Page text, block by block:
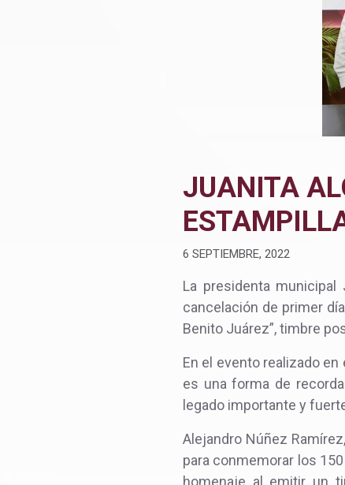
JUANITA
6 SEPTIEMBRE, 2022
La presidenta
cancelación de primer
Benito Juárez”, timbre
En el evento realizado
es una forma de
legado importante y
Alejandro Núñez
para conmemorar los
homenaje al emitir un